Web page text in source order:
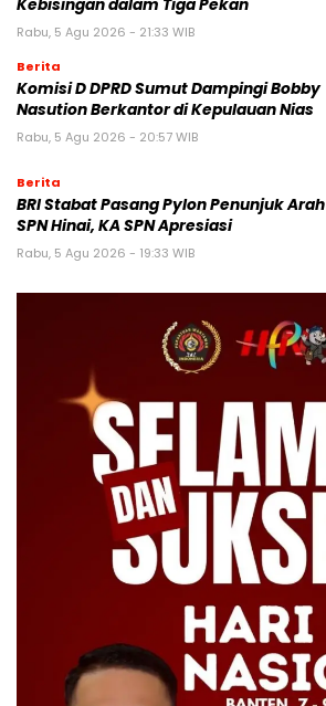
Kebisingan dalam Tiga Pekan
Rabu, 5 Agu 2026 - 21:33 WIB
Berita
Komisi D DPRD Sumut Dampingi Bobby
Nasution Berkantor di Kepulauan Nias
Rabu, 5 Agu 2026 - 20:57 WIB
Berita
BRI Stabat Pasang Pylon Penunjuk Arah
SPN Hinai, KA SPN Apresiasi
Rabu, 5 Agu 2026 - 19:33 WIB